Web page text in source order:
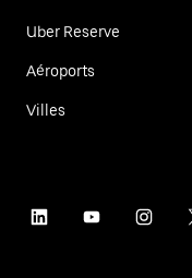
Uber Reserve
Aéroports
Villes